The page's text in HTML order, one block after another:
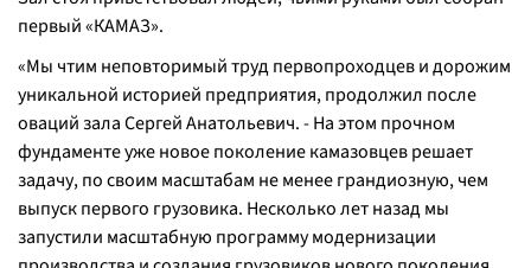
первый «КАМАЗ».
«Мы чтим неповторимый труд первопроходцев и дорожим
уникальной историей предприятия, продолжил после
оваций зала Сергей Анатольевич. - На этом прочном
фундаменте уже новое поколение камазовцев решает
задачу, по своим масштабам не менее грандиозную, чем
выпуск первого грузовика. Несколько лет назад мы
запустили масштабную программу модернизации